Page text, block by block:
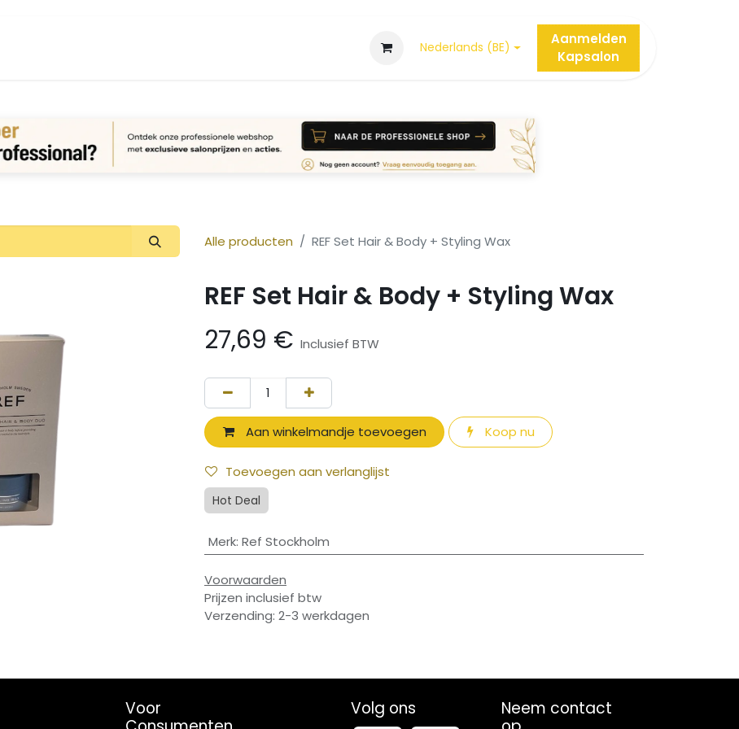
Nederlands (BE)
Aanmelden
Kapsalon
Alle producten REF Set Hair & Body + Styling Wax
REF Set Hair & Body + Styling Wax
27,69 € Inclusief BTW
Aan winkelmandje toevoegen Koop nu
Toevoegen aan verlanglijst
Hot Deal
Merk: Ref Stockholm
Voorwaarden
Prijzen inclusief btw
Verzending: 2-3 werkdagen
Neem contact
Volg ons
Voor